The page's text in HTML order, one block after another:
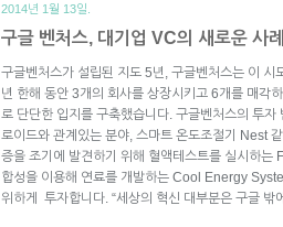
2014년 1월 13일.
구글 벤처스, 대기업 VC의 새로운 사례
구글벤처스가 설립된 지도 5년, 구글벤처스는 이
년 한해 동안 3개의 회사를 상장시키고 6개를 매각
로 단단한 입지를 구축했습니다. 구글벤처스의 투
로이드와 관계있는 분야, 스마트 온도조절기 Nest
증을 조기에 발견하기 위해 혈액테스트를 실시하
합성을 이용해 연료를 개발하는 Cool Energy
위하게 투자합니다. “세상의 혁신 대부분은 구글 밖